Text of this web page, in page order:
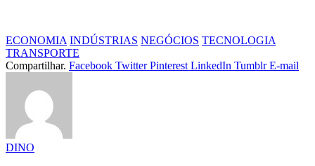
ECONOMIA INDÚSTRIAS NEGÓCIOS TECNOLOGIA
TRANSPORTE
Compartilhar. Facebook Twitter Pinterest LinkedIn Tumblr E-mail
DINO